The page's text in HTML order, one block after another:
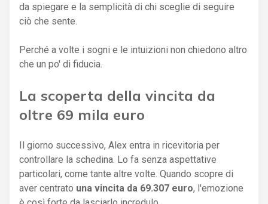
da spiegare e la semplicità di chi sceglie di seguire
ciò che sente.
Perché a volte i sogni e le intuizioni non chiedono altro
che un po' di fiducia.
La scoperta della vincita da
oltre 69 mila euro
Il giorno successivo, Alex entra in ricevitoria per
controllare la schedina. Lo fa senza aspettative
particolari, come tante altre volte. Quando scopre di
aver centrato una vincita da 69.307 euro, l'emozione